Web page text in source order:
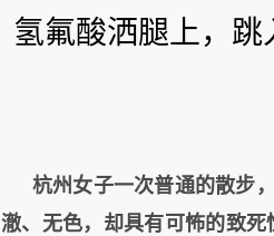
氢氟酸洒腿上，跳
杭州女子一次普通的散步
澈、无色，却具有可怖的致